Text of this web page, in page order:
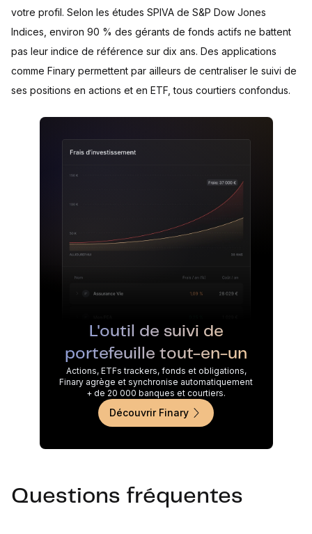
votre profil. Selon les études SPIVA de S&P Dow Jones
Indices, environ 90 % des gérants de fonds actifs ne battent
pas leur indice de référence sur dix ans. Des applications
comme Finary permettent par ailleurs de centraliser le suivi de
ses positions en actions et en ETF, tous courtiers confondus.
L'outil de suivi de
portefeuille tout-en-un
Actions, ETFs trackers, fonds et obligations,
Finary agrège et synchronise automatiquement
+ de 20 000 banques et courtiers.
Découvrir Finary
Questions fréquentes